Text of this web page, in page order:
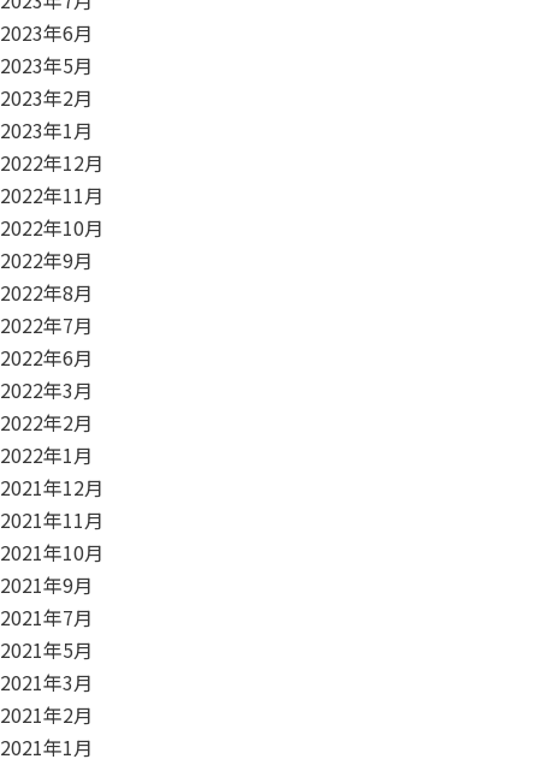
2023年6月
2023年5月
2023年2月
2023年1月
2022年12月
2022年11月
2022年10月
2022年9月
2022年8月
2022年7月
2022年6月
2022年3月
2022年2月
2022年1月
2021年12月
2021年11月
2021年10月
2021年9月
2021年7月
2021年5月
2021年3月
2021年2月
2021年1月